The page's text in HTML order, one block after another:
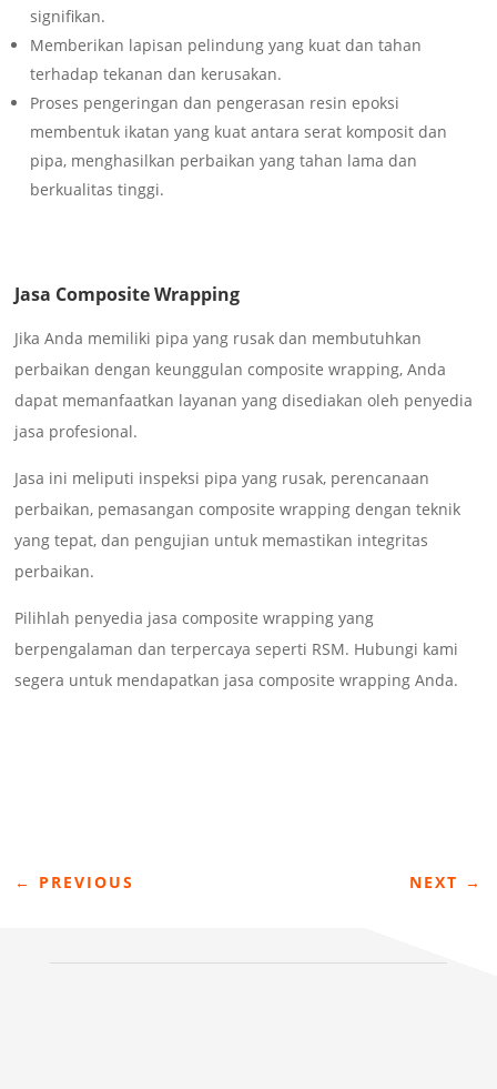
signifikan.
Memberikan lapisan pelindung yang kuat dan tahan
terhadap tekanan dan kerusakan.
Proses pengeringan dan pengerasan resin epoksi
membentuk ikatan yang kuat antara serat komposit dan
pipa, menghasilkan perbaikan yang tahan lama dan
berkualitas tinggi.
Jasa Composite Wrapping
Jika Anda memiliki pipa yang rusak dan membutuhkan
perbaikan dengan keunggulan composite wrapping, Anda
dapat memanfaatkan layanan yang disediakan oleh penyedia
jasa profesional.
Jasa ini meliputi inspeksi pipa yang rusak, perencanaan
perbaikan, pemasangan composite wrapping dengan teknik
yang tepat, dan pengujian untuk memastikan integritas
perbaikan.
Pilihlah penyedia jasa composite wrapping yang
berpengalaman dan terpercaya seperti RSM. Hubungi kami
segera untuk mendapatkan jasa composite wrapping Anda.
← PREVIOUS NEXT →